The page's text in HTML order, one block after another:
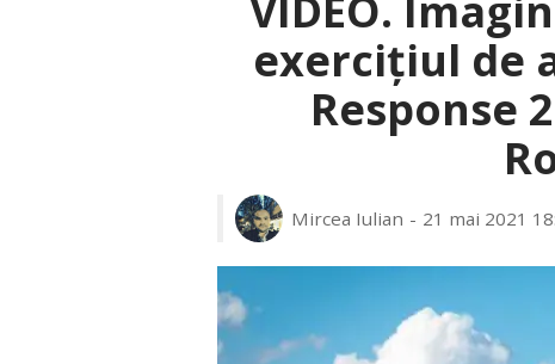
VIDEO.
exercițiul de
Response
Mircea Iulian 21 mai 2021